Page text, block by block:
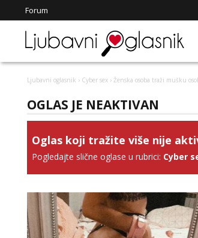
Forum
Ljubavni oglasnik › Cyber sex › Ženska osoba traži mušku
OGLAS JE NEAKTIVAN
Oglas koji tražite više nije
Pogledajte slične oglase u rubrici: Cyber